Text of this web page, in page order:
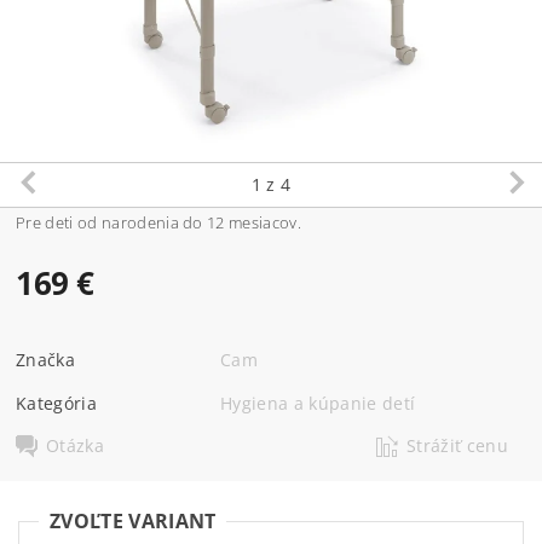
1 z 4
Pre deti od narodenia do 12 mesiacov.
169 €
Značka
Cam
Kategória
Hygiena a kúpanie detí
Otázka
Strážiť cenu
ZVOĽTE VARIANT